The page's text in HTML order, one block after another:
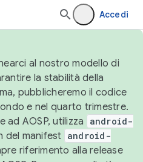
Accedi
al nostro modello di
la stabilità della
pubblicheremo il codice
e nel quarto trimestre.
ad AOSP, utilizza
android-
del manifest android-
riferimento alla release